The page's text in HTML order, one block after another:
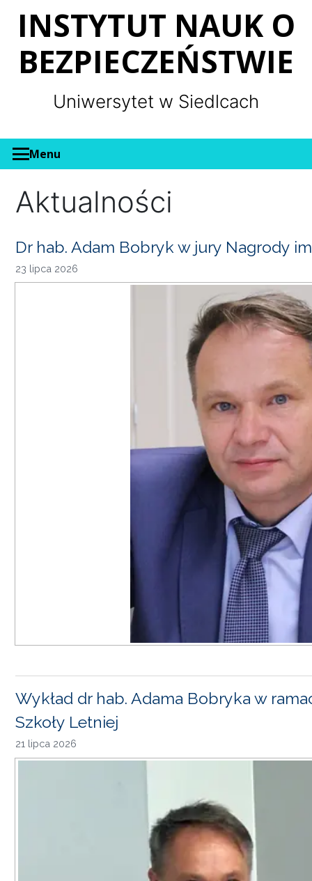
INSTYTUT NAUK O
BEZPIECZEŃSTWIE
Uniwersytet w Siedlcach
Menu
Aktualności
Dr hab. Adam Bobryk w jury Nagrody
23 lipca 2026
Wykład dr hab. Adama Bobryka w
Szkoły Letniej
21 lipca 2026